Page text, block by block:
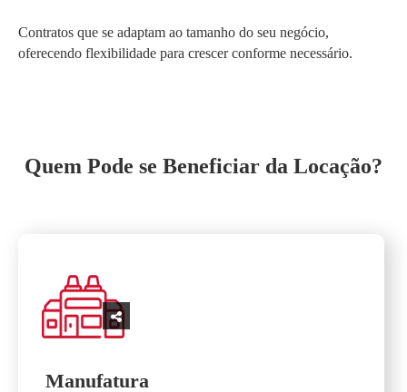
Contratos que se adaptam ao tamanho do seu negócio,
oferecendo flexibilidade para crescer conforme necessário.
Quem Pode se Beneficiar da Locação?
Manufatura